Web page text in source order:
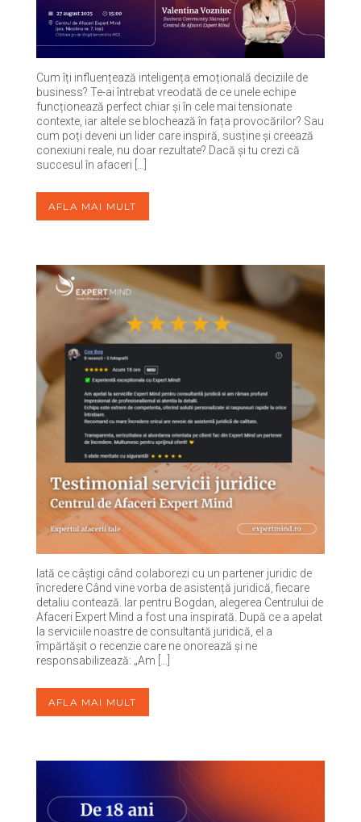
Cum îți influențează inteligența emoțională deciziile de
business? Te-ai întrebat vreodată de ce unele echipe
funcționează perfect chiar și în cele mai tensionate
contexte, iar altele se blochează în fața provocărilor? Sau
cum poți deveni un lider care inspiră, susține și creează
conexiuni reale, nu doar rezultate? Dacă și tu crezi că
succesul în afaceri […]
AFLA MAI MULT
Iată ce câștigi când colaborezi cu un partener juridic de
încredere Când vine vorba de asistență juridică, fiecare
detaliu contează. Iar pentru Bogdan, alegerea Centrului de
Afaceri Expert Mind a fost una inspirată. După ce a apelat
la serviciile noastre de consultantă juridică, el a
împărtășit o recenzie care ne onorează și ne
responsabilizează: „Am […]
AFLA MAI MULT